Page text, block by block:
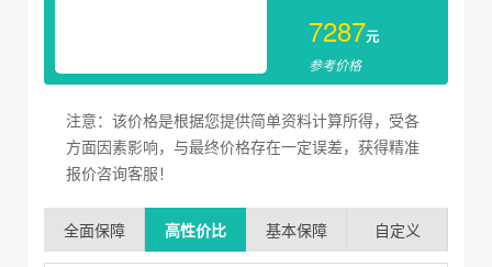
7287元
参考价格
注意：该价格是根据您提供简单资料计算所得，受各
方面因素影响，与最终价格存在一定误差，获得精准
报价咨询客服！
全面保障 高性价比 基本保障 自定义